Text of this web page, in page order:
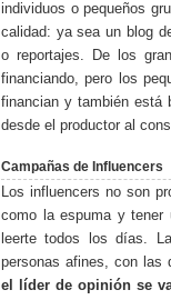
individuos o pequeños
calidad: ya sea un blog
o reportajes. De los
financiando, pero los
financian y también está
desde el productor al
Campañas de Influencers
Los influencers no son
como la espuma y tener
leerte todos los días.
personas afines, con las
el líder de opinión se